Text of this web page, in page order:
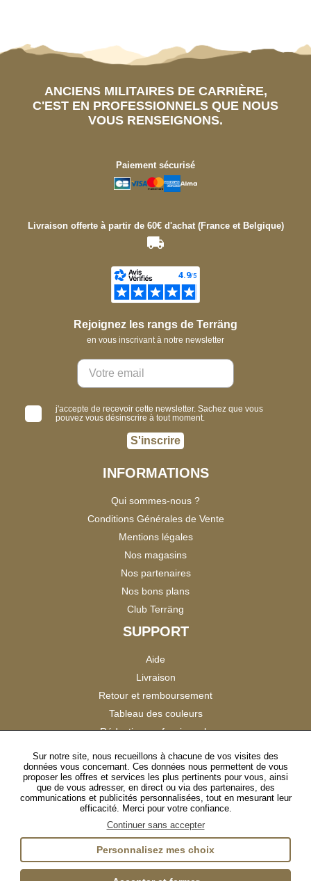
ANCIENS MILITAIRES DE CARRIÈRE,
C'EST EN PROFESSIONNELS QUE NOUS
VOUS RENSEIGNONS.
Paiement sécurisé
Livraison offerte à partir de 60€ d'achat (France et Belgique)
Rejoignez les rangs de Terräng
en vous inscrivant à notre newsletter
j'accepte de recevoir cette newsletter. Sachez que vous
pouvez vous désinscrire à tout moment.
S'inscrire
INFORMATIONS
Qui sommes-nous ?
Conditions Générales de Vente
Mentions légales
Nos magasins
Nos partenaires
Nos bons plans
Club Terräng
SUPPORT
Aide
Livraison
Retour et remboursement
Tableau des couleurs
Réduction professionnels
Satisfaction Clients
SUIVEZ-NOUS
InstagramTikTokFacebookYouTubeLinkedIn
Sur notre site, nous recueillons à chacune de vos visites des
données vous concernant. Ces données nous permettent de vous
proposer les offres et services les plus pertinents pour vous, ainsi
que de vous adresser, en direct ou via des partenaires, des
communications et publicités personnalisées, tout en mesurant leur
efficacité. Merci pour votre confiance.
Continuer sans accepter
Personnalisez mes choix